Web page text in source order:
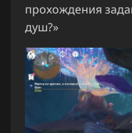
прохождения
душ?»